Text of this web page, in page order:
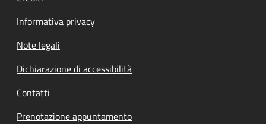
Informativa privacy
Note legali
Dichiarazione di accessibilità
Contatti
Prenotazione appuntamento